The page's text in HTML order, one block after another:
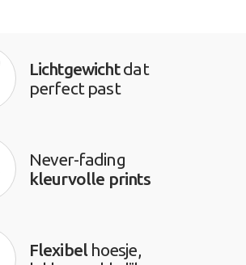
Lichtgewichtdat
perfect past
Never-fading
kleurvolle prints
Flexibelhoesje,